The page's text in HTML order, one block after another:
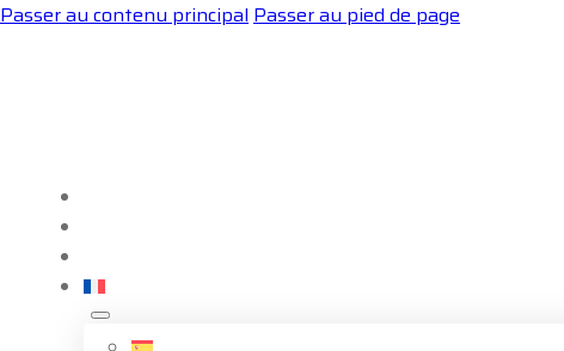
Passer au contenu principalPasser au pied de page